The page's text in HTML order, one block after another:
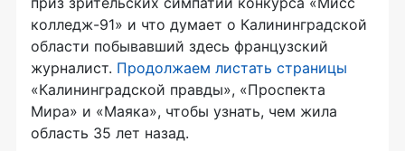
колледж-91» и что думает о Калининградской
области побывавший здесь французский
журналист. Продолжаем листать страницы
«Калининградской правды», «Проспекта
Мира» и «Маяка», чтобы узнать, чем жила
область 35 лет назад.